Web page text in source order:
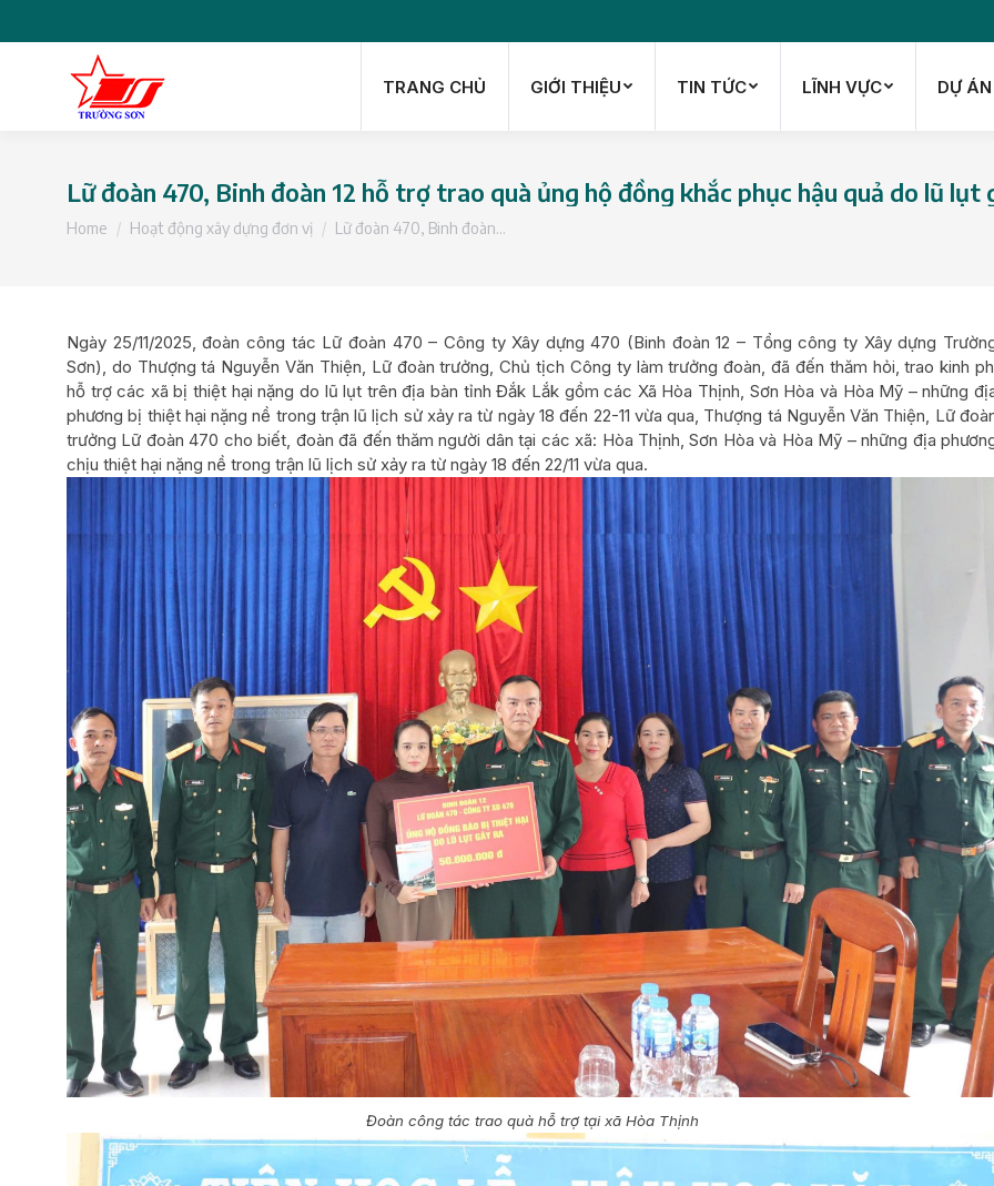
TRANG CHỦ GIỚI THIỆU TIN TỨC LĨNH VỰC DỰ ÁN
Lữ đoàn 470, Binh đoàn 12 hỗ trợ trao quà ủng hộ đồng khắc phục hậu quả do lũ
You are here:
Home Hoạt động xây dựng đơn vị Lữ đoàn 470, Binh đoàn…
Ngày 25/11/2025, đoàn công tác Lữ đoàn 470 – Công ty Xây dựng 470 (Binh đoàn 12 – Tổng công ty Xây dựng
Sơn), do Thượng tá Nguyễn Văn Thiện, Lữ đoàn trưởng, Chủ tịch Công ty làm trưởng đoàn, đã đến thăm hỏi, trao kinh
hỗ trợ các xã bị thiệt hại nặng do lũ lụt trên địa bàn tỉnh Đắk Lắk gồm các Xã Hòa Thịnh, Sơn Hòa và Hòa Mỹ – những
phương bị thiệt hại nặng nề trong trận lũ lịch sử xảy ra từ ngày 18 đến 22-11 vừa qua, Thượng tá Nguyễn Văn Thiện, Lữ
trưởng Lữ đoàn 470 cho biết, đoàn đã đến thăm người dân tại các xã: Hòa Thịnh, Sơn Hòa và Hòa Mỹ – những địa
chịu thiệt hại nặng nề trong trận lũ lịch sử xảy ra từ ngày 18 đến 22/11 vừa qua.
Đoàn công tác trao quà hỗ trợ tại xã Hòa Thịnh
TRANG CHỦ GIỚI THIỆU TIN TỨC LĨNH VỰC DỰ ÁN